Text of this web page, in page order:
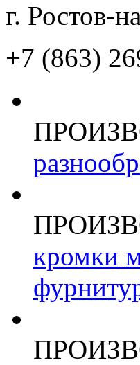
г. Ростов-
+7 (863)
кромки